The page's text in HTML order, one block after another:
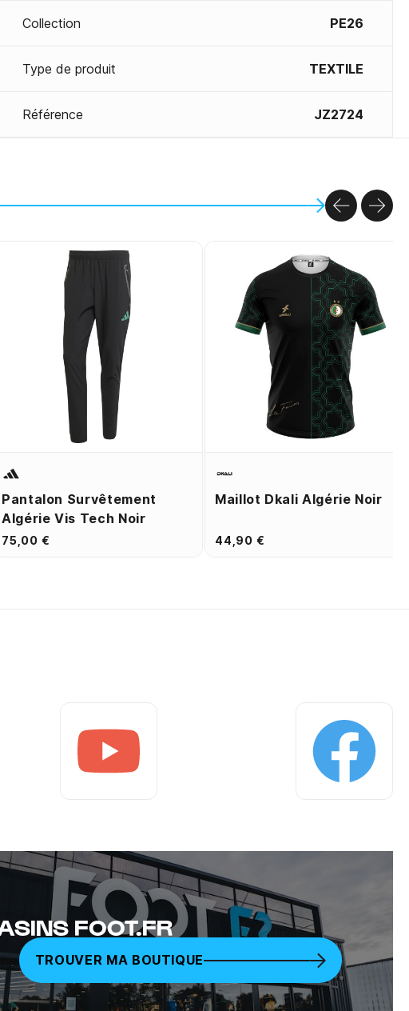
Collection PE26
Type de produit TEXTILE
Référence JZ2724
Pantalon Survêtement
Algérie Vis Tech Noir
75,00 €
Maillot Dkali Algérie Noir
44,90 €
FOOT.FR
TROUVER MA BOUTIQUE